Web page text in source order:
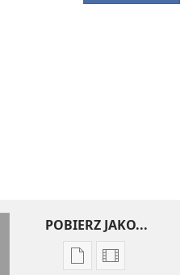
POBIERZ JAKO...
Ustawienia
Opcje